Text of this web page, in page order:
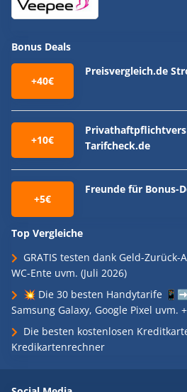
Bonus Deals
+40€
Preisvergleich.de
+10€
Tarifcheck.de
+5€
Freunde für Bonus-
Top Vergleiche
GRATIS testen dank Geld-Zurück-
WC-Ente uvm. (Juli 2026)
💥 Die 30 besten Handytarife
Samsung Galaxy, Google Pixel uvm.
Die besten kostenlosen
Kredikartenrechner